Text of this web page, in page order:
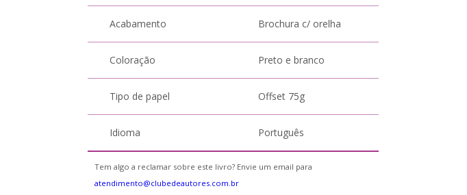
Acabamento Brochura c/ orelha
Coloração Preto e branco
Tipo de papel Offset 75g
Idioma Português
Tem algo a reclamar sobre este livro? Envie um email para
atendimento@clubedeautores.com.br